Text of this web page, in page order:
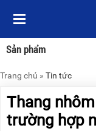
Sản phẩm
Menu
Sản
phẩm
TRANG
THANG
NHÔM
Menu
Sản
phẩm
TRANG
THANG
NHÔM
Trang chủ » Tin tức
Thang
trường hợp